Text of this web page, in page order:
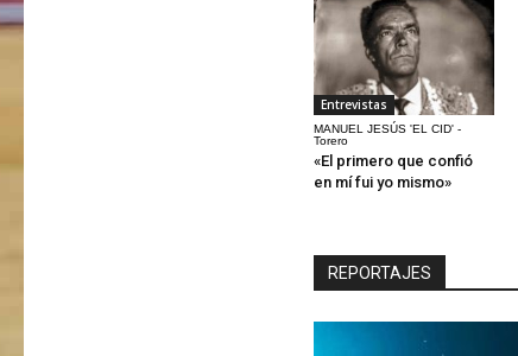
Entrevistas
MANUEL JESÚS 'EL CID' -
Torero
«El primero que confió
en mí fui yo mismo»
REPORTAJES